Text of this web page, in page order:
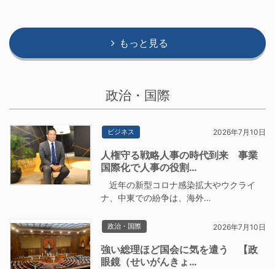
もっと見る
政治・国際
ビジネス 2026年7月10日
人権守る戦略人事の時代到来 事業
国際化で人事の役割…
近年の新型コロナ感染拡大やウクライ
ナ、中東での紛争は、海外…
政治・国際 2026年7月10日
強い総理ほど国会に気を遣う 【政
眼鏡（せいがんきょ…